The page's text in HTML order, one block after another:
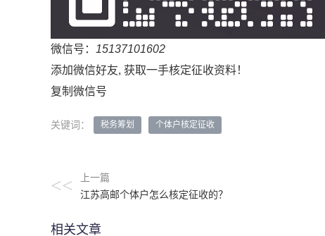
微信号： 15137101602
添加微信好友, 获取一手核定征收资料！
复制微信号
关键词： 税务筹划 个体户核定征收
<<
上一篇
江苏高邮个体户怎么核定征收的？
相关文章